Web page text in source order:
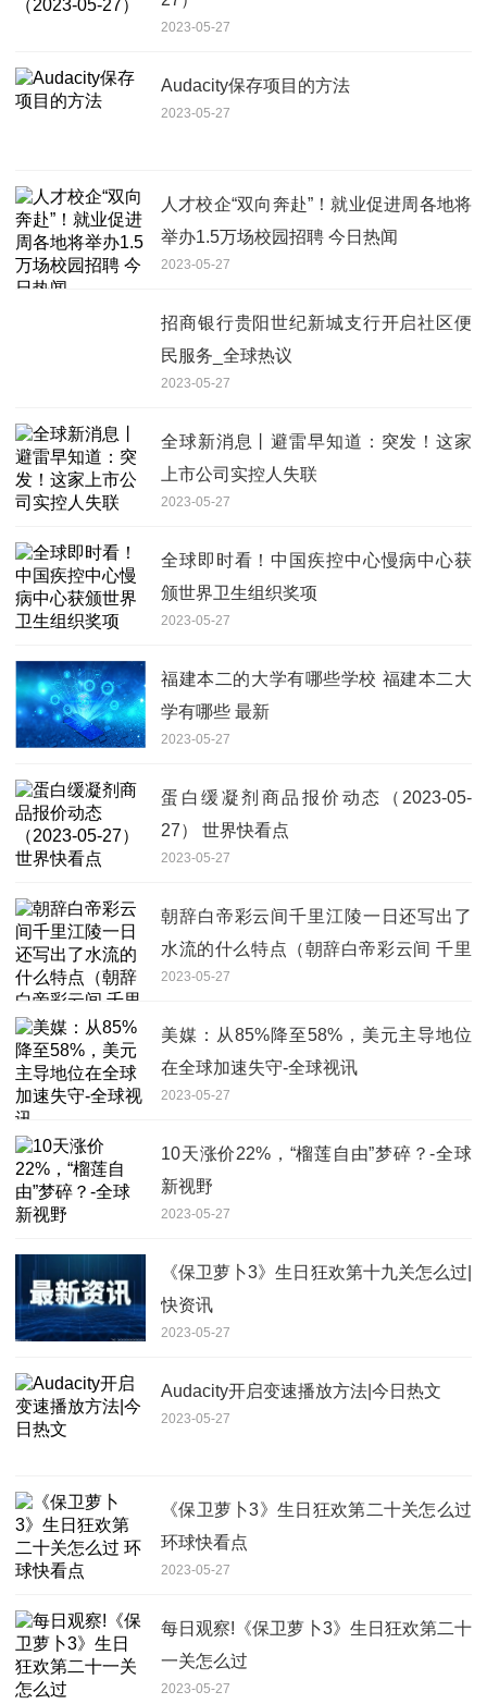
2023-05-27
Audacity保存项目的方法
2023-05-27
人才校企“双向奔赴”！就业促进周各地将
举办1.5万场校园招聘 今日热闻
2023-05-27
招商银行贵阳世纪新城支行开启社区便
民服务_全球热议
2023-05-27
全球新消息丨避雷早知道：突发！这家
上市公司实控人失联
2023-05-27
全球即时看！中国疾控中心慢病中心获
颁世界卫生组织奖项
2023-05-27
福建本二的大学有哪些学校 福建本二大
学有哪些 最新
2023-05-27
蛋白缓凝剂商品报价动态（2023-05-
27） 世界快看点
2023-05-27
朝辞白帝彩云间千里江陵一日还写出了
水流的什么特点（朝辞白帝彩云间 千里
江陵一日还）
2023-05-27
美媒：从85%降至58%，美元主导地位
在全球加速失守-全球视讯
2023-05-27
10天涨价22%，“榴莲自由”梦碎？-全球
新视野
2023-05-27
《保卫萝卜3》生日狂欢第十九关怎么过|
快资讯
2023-05-27
Audacity开启变速播放方法|今日热文
2023-05-27
《保卫萝卜3》生日狂欢第二十关怎么过
环球快看点
2023-05-27
每日观察!《保卫萝卜3》生日狂欢第二十
一关怎么过
2023-05-27